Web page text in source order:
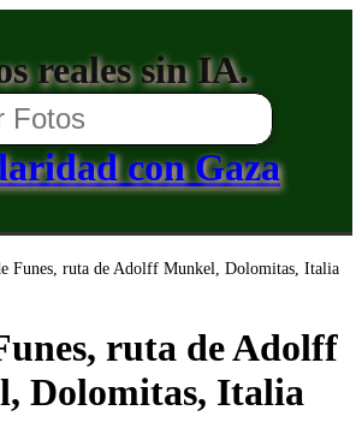
reales sin IA.
Funes, ruta de Adolff Munkel, Dolomitas, Italia
ruta de Adolff
Dolomitas, Italia